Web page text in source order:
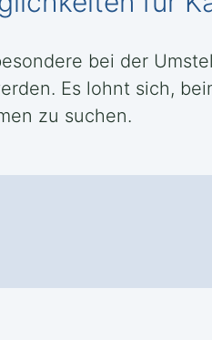
bei der
Es lohnt sich,
zu suchen.